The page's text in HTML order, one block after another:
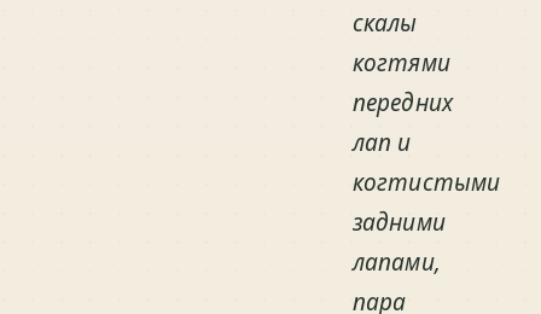
скалы
когтями
передних
лап и
когтистыми
задними
лапами,
пара